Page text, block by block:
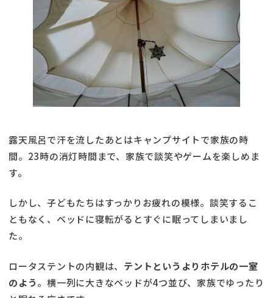
露天風呂で汗を流したあとはキャンプサイトで家族の時
間。23時の消灯時間まで、家族で談笑やゲームを楽しめま
す。
しかし、子どもたちはすっかりお疲れの模様。談笑するこ
ともなく、ベッドに寝転がるとすぐに眠ってしまいまし
た。
ロータステントの内観は、 テントというよりホテルの一室
のよう。横一列に大きなベッドが4つ並び、家族でゆったり